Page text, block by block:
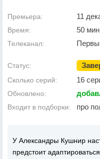
Премьера: 11
Время: 50
Телеканал:
Статус:
Сколько серий: 16
Обновлено:
Входит в подборки: про
У Александры Кушнир
предстоит